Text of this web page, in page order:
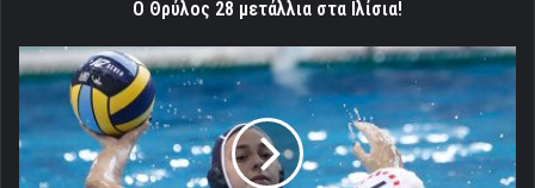
Ο Θρύλος 28 μετάλλια στα Ιλίσια!
Ολυμπιακός:
Δυνατή
κίνηση
με
Ελληνιάδη!